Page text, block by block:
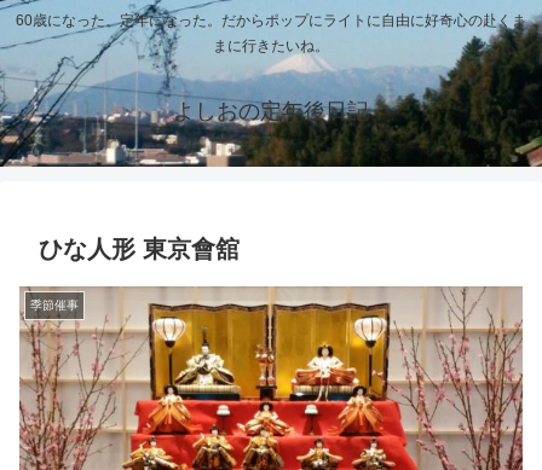
60歳になった、定年になった。だからポップにライトに自由に好奇心の赴くま
まに行きたいね。
よしおの定年後日記
ひな人形 東京會舘
季節催事